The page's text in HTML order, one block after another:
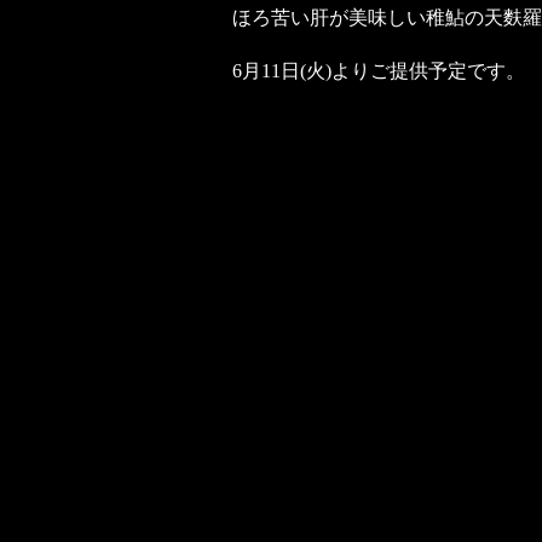
ほろ苦い肝が美味しい稚鮎の天麩
6月11日(火)よりご提供予定です。